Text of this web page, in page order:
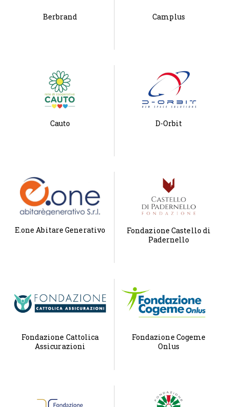
Berbrand Camplus
Cauto D-Orbit
E.one Abitare Generativo
Fondazione Castello di
Padernello
Fondazione Cattolica
Assicurazioni
Fondazione Cogeme
Onlus